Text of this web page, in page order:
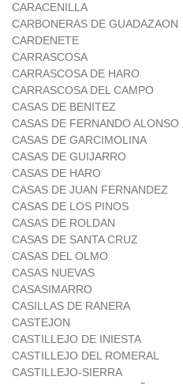
CARACENILLA
CARBONERAS DE GUADAZAON
CARDENETE
CARRASCOSA
CARRASCOSA DE HARO
CARRASCOSA DEL CAMPO
CASAS DE BENITEZ
CASAS DE FERNANDO ALONSO
CASAS DE GARCIMOLINA
CASAS DE GUIJARRO
CASAS DE HARO
CASAS DE JUAN FERNANDEZ
CASAS DE LOS PINOS
CASAS DE ROLDAN
CASAS DE SANTA CRUZ
CASAS DEL OLMO
CASAS NUEVAS
CASASIMARRO
CASILLAS DE RANERA
CASTEJON
CASTILLEJO DE INIESTA
CASTILLEJO DEL ROMERAL
CASTILLEJO-SIERRA